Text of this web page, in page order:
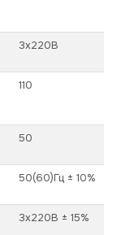
3х220В
110
50
50(60)Гц ± 10%
3х220В ± 15%